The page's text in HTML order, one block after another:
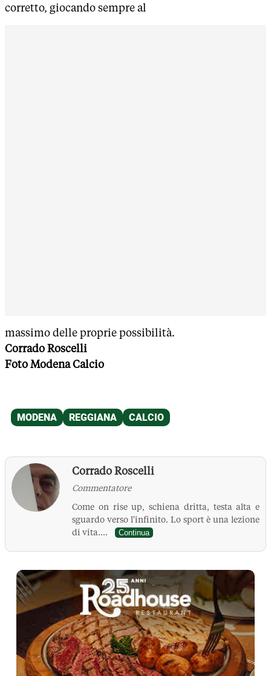
corretto, giocando sempre al
massimo delle proprie possibilità.
Corrado Roscelli
Foto Modena Calcio
Corrado Roscelli
Commentatore
Come on rise up, schiena dritta, testa alta e
sguardo verso l'infinito. Lo sport è una lezione
di vita....
Continua
La Pressa